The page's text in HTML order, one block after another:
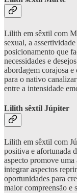
Lilith em sêxtil com
sexual, a
posicionamento que
necessidades e
abordagem corajosa
para o nativo
entre a intensidade
Lilith sêxtil Júpiter
Lilith em sêxtil com
positiva e afortunada
aspecto promove
integrar aspectos
oportunidades para
maior compreensão e